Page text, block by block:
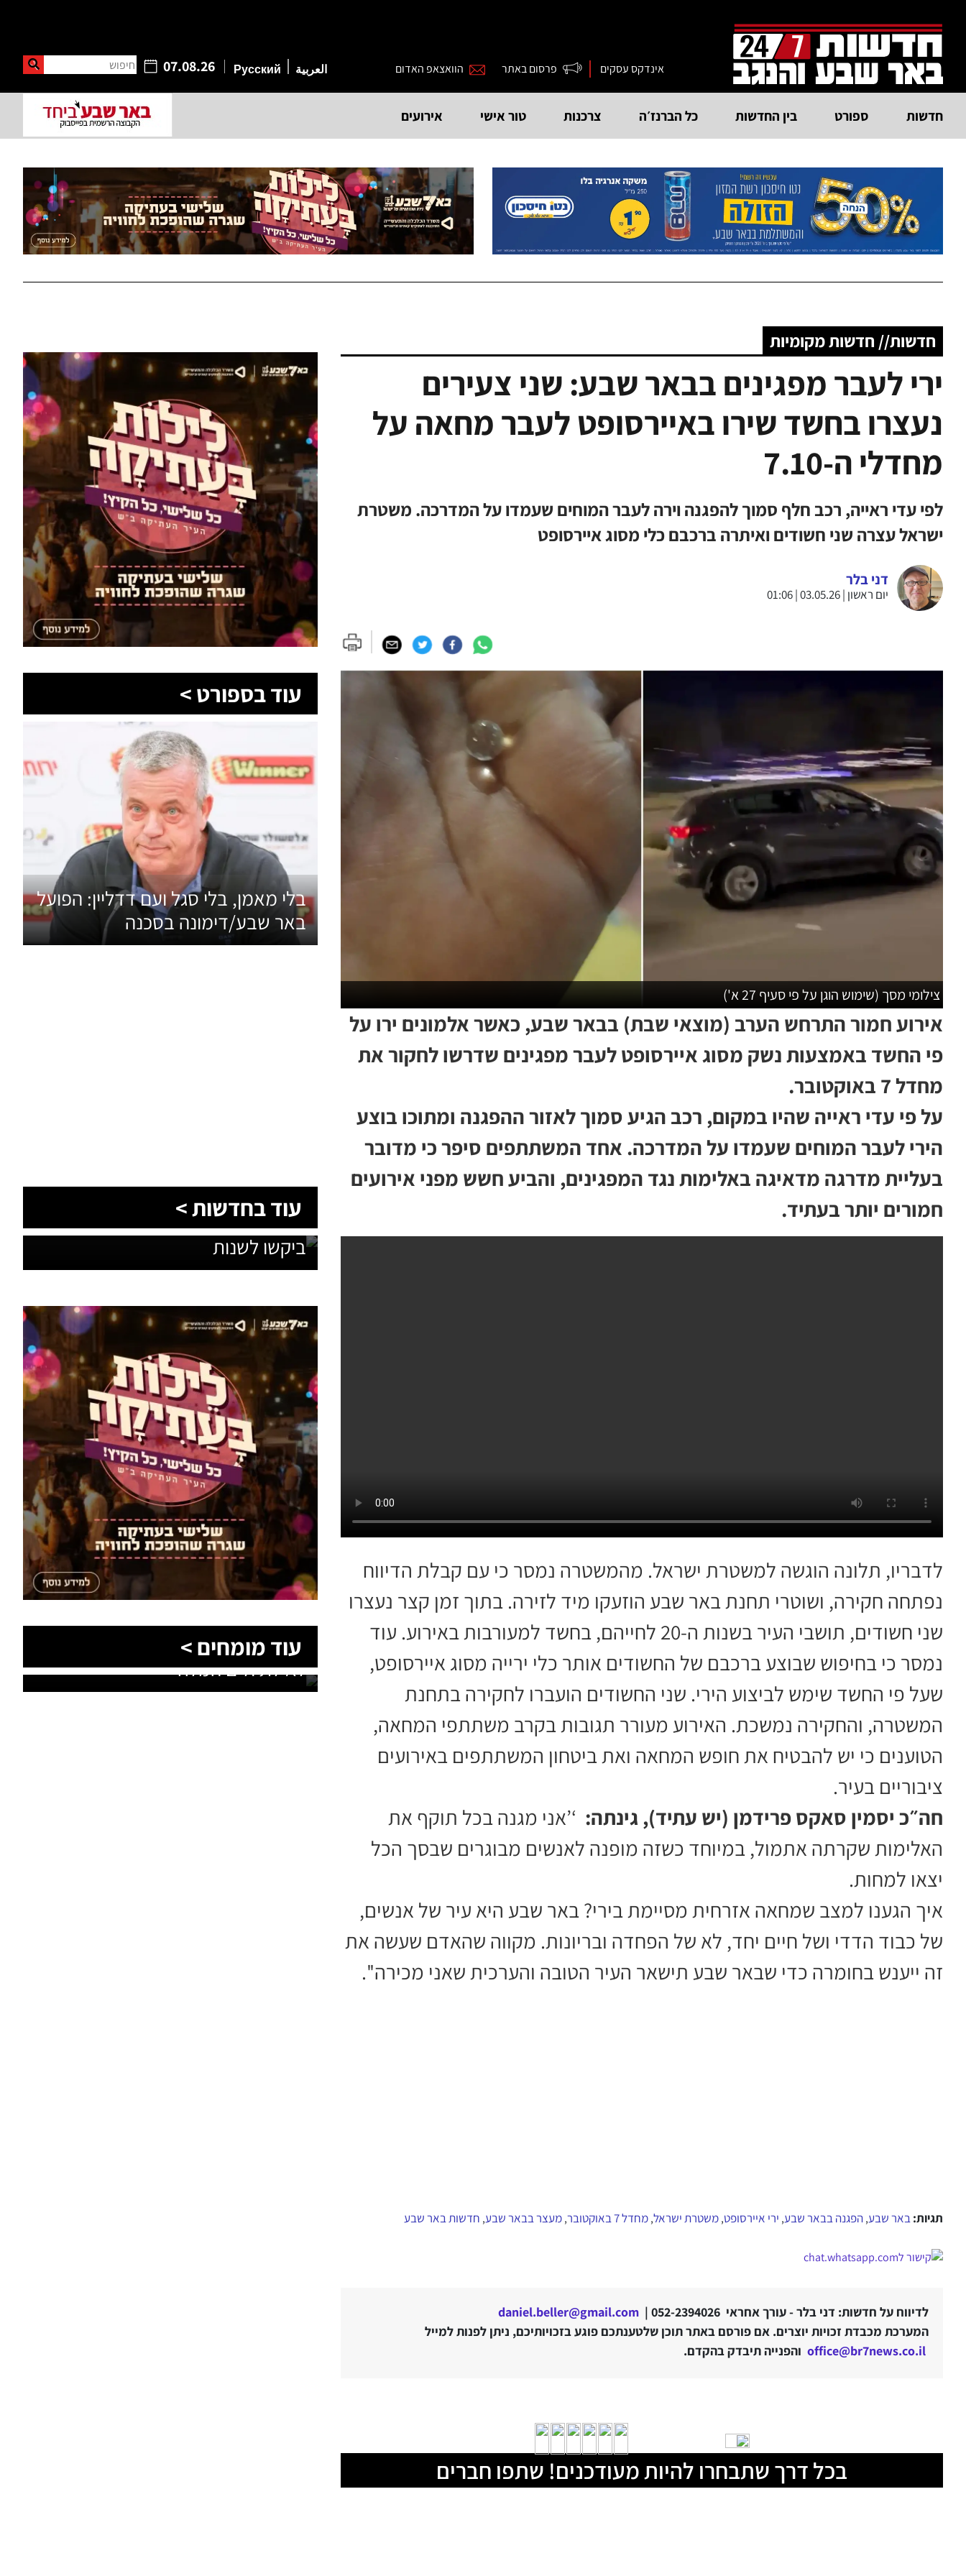
אינדקס עסקים פרסום באתר הוואצאפ האדום 07.08.26 חיפוש العربية Русский
חדשות ספורט בין החדשות כל הברנז׳ה צרכנות טור אישי אירועים
חדשות// חדשות מקומיות
ירי לעבר מפגינים בבאר שבע: שני צעירים
נעצרו בחשד שירו באיירסופט לעבר מחאה על
מחדלי ה-7.10
לפי עדי ראייה, רכב חלף סמוך להפגנה וירה לעבר המוחים שעמדו על המדרכה. משטרת
ישראל עצרה שני חשודים ואיתרה ברכבם כלי מסוג איירסופט
דני בלר
יום ראשון | 03.05.26 | 01:06
צילומי מסך (שימוש הוגן על פי סעיף 27 א')
אירוע חמור התרחש הערב (מוצאי שבת) בבאר שבע, כאשר אלמונים ירו על
פי החשד באמצעות נשק מסוג איירסופט לעבר מפגינים שדרשו לחקור את
מחדל 7 באוקטובר.
על פי עדי ראייה שהיו במקום, רכב הגיע סמוך לאזור ההפגנה ומתוכו בוצע
הירי לעבר המוחים שעמדו על המדרכה. אחד המשתתפים סיפר כי מדובר
בעליית מדרגה מדאיגה באלימות נגד המפגינים, והביע חשש מפני אירועים
חמורים יותר בעתיד.
לדבריו, תלונה הוגשה למשטרת ישראל. מהמשטרה נמסר כי עם קבלת הדיווח
נפתחה חקירה, ושוטרי תחנת באר שבע הוזעקו מיד לזירה. בתוך זמן קצר נעצרו
שני חשודים, תושבי העיר בשנות ה-20 לחייהם, בחשד למעורבות באירוע. עוד
נמסר כי בחיפוש שבוצע ברכבם של החשודים אותר כלי ירייה מסוג איירסופט,
שעל פי החשד שימש לביצוע הירי. שני החשודים הועברו לחקירה בתחנת
המשטרה, והחקירה נמשכת. האירוע מעורר תגובות בקרב משתתפי המחאה,
הטוענים כי יש להבטיח את חופש המחאה ואת ביטחון המשתתפים באירועים
ציבוריים בעיר.
חה״כ יסמין סאקס פרידמן (יש עתיד), גינתה: ‘’אני מגנה בכל תוקף את
האלימות שקרתה אתמול, במיוחד כשזה מופנה לאנשים מבוגרים שבסך הכל
יצאו למחות.
איך הגענו למצב שמחאה אזרחית מסיימת בירי? באר שבע היא עיר של אנשים,
של כבוד הדדי ושל חיים יחד, לא של הפחדה ובריונות. מקווה שהאדם שעשה את
זה ייענש בחומרה כדי שבאר שבע תישאר העיר הטובה והערכית שאני מכירה''.
תגיות:באר שבע,הפגנה בבאר שבע, ירי איירסופט,משטרת ישראל,מחדל 7 באוקטובר ,מעצר בבאר שבע, חדשות באר שבע
לדיווח על חדשות: דני בלר - עורך אחראי 052-2394026 |
daniel.beller@gmail.com
המערכת מכבדת זכויות יוצרים. אם פורסם באתר תוכן שלטענתכם פוגע בזכויותיכם, ניתן לפנות למייל
office@br7news.co.il והפנייה תיבדק בהקדם.
בכל דרך שתבחרו להיות מעודכנים! שתפו חברים
עוד בספורט >
בלי מאמן, בלי סגל ועם דדליין: הפועל
באר שבע/דימונה בסכנה
עוד בחדשות >
1,600 מתושבי עומר השתתפו בגיבוש
תוכנית האב לחינוך: זה מה שהם
ביקשו לשנות
עוד מומחים >
הסעות בדרום 2026: כך מתכננים
נסיעה קבוצתית מושלמת לנגב,
לאילת ולים המלח